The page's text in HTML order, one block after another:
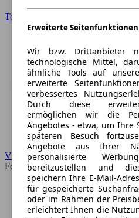
Toyota
VW
Forum
Erweiterte Seitenfunktionen
Wir bzw. Drittanbieter
technologische Mittel,
ähnliche Tools auf
erweiterte
verbessertes
Durch diese
ermöglichen wir die
Angebotes - etwa, um Ihre
späteren Besuch
Angebote aus Ihrer
personalisierte
bereitzustellen und
speichern Ihre E-Mail-
für gespeicherte
oder im Rahmen der
erleichtert Ihnen die